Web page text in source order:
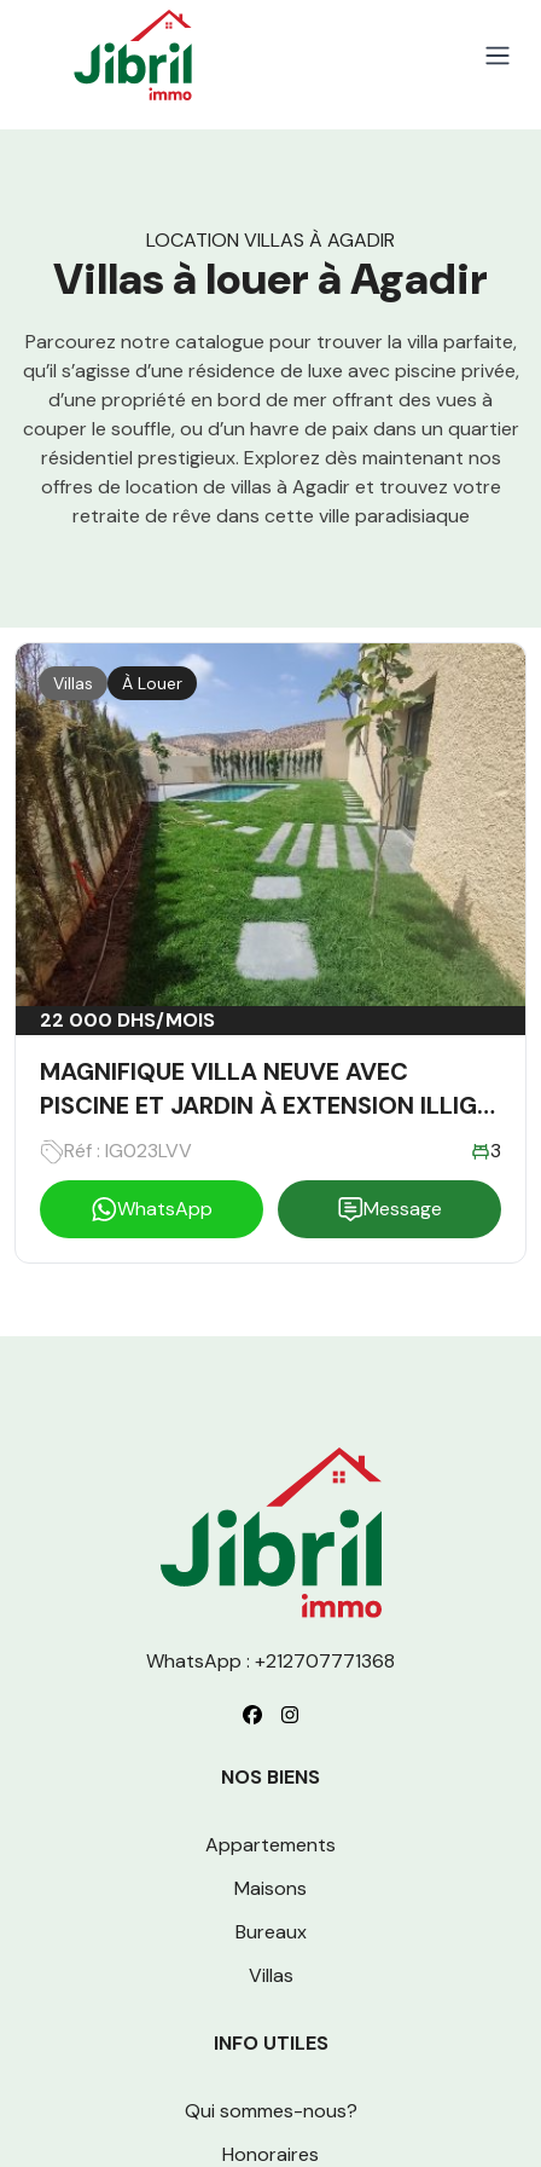
LOCATION VILLAS À AGADIR
Villas à louer à Agadir
Parcourez notre catalogue pour trouver la villa parfaite,
qu’il s’agisse d’une résidence de luxe avec piscine privée,
d’une propriété en bord de mer offrant des vues à
couper le souffle, ou d’un havre de paix dans un quartier
résidentiel prestigieux. Explorez dès maintenant nos
offres de location de villas à Agadir et trouvez votre
retraite de rêve dans cette ville paradisiaque
Villas À Louer
22 000 DHS/MOIS
MAGNIFIQUE VILLA NEUVE AVEC
PISCINE ET JARDIN À EXTENSION ILLIGH,
AGADIR
Réf : IG023LVV 3
WhatsApp Message
WhatsApp : +212707771368
NOS BIENS
Appartements
Maisons
Bureaux
Villas
INFO UTILES
Qui sommes-nous?
Honoraires